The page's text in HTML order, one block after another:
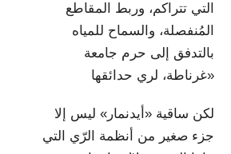
التي تتراكم، وربط المقاطع
المُنفصلة، والسماح للمياه
بالتدفق إلى حرم جامعة
غرناطة، لري حدائقها»
لكن ساقية «أيدنمار» ليس إلا
جزء صغير من أنظمة الرّي التي